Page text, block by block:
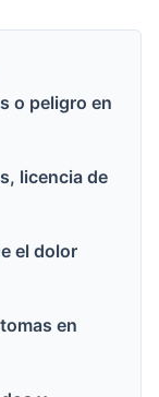
o peligro en
licencia de
el dolor
en